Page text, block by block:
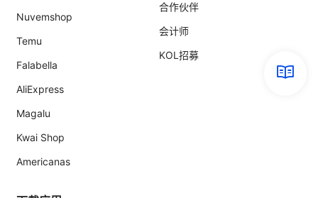
Nuvemshop
Temu
Falabella
AliExpress
Magalu
Kwai Shop
Americanas
合作伙伴
会计师
KOL招募